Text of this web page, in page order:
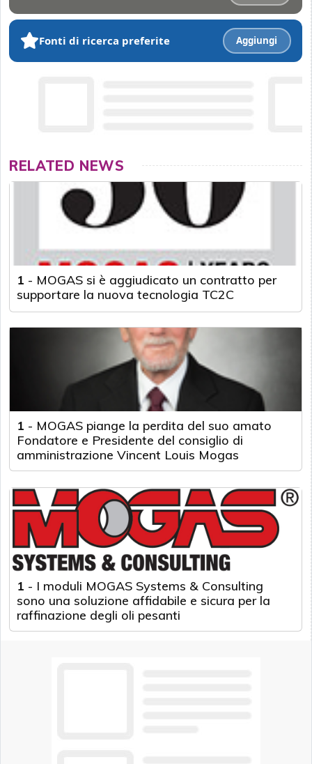
Fonti di ricerca preferite Aggiungi
RELATED NEWS
1 - MOGAS si è aggiudicato un contratto per
supportare la nuova tecnologia TC2C
1 - MOGAS piange la perdita del suo amato
Fondatore e Presidente del consiglio di
amministrazione Vincent Louis Mogas
1 - I moduli MOGAS Systems & Consulting
sono una soluzione affidabile e sicura per la
raffinazione degli oli pesanti